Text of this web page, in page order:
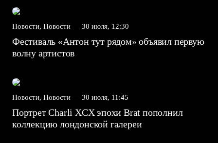
Новости, Новости — 30 июля, 12:30
Фестиваль «Антон тут рядом» объявил первую
волну артистов
Новости, Новости — 30 июля, 11:45
Портрет Charli XCX эпохи Brat пополнил
коллекцию лондонской галереи